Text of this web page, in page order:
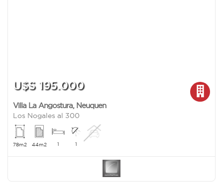
U$S 195.000
Villa La Angostura, Neuquen
Los Nogales al 300
78m2 44m2 1 1